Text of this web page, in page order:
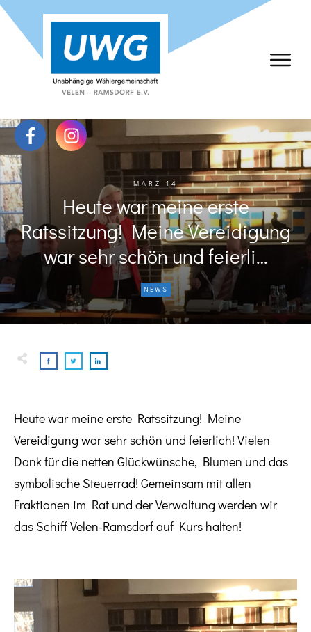
MÄRZ 14
Heute war meine erste
Ratssitzung! Meine Vereidigung
war sehr schön und feierli…
NEWS
Heute war meine erste Ratssitzung! Meine
Vereidigung war sehr schön und feierlich! Vielen
Dank für die netten Glückwünsche, Blumen und das
symbolische Steuerrad! Gemeinsam mit allen
Fraktionen im Rat und der Verwaltung werden wir
das Schiff Velen-Ramsdorf auf Kurs halten!